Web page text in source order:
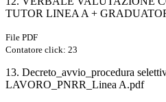
TUTOR LINEA A +
File PDF
Contatore click: 23
13. Decreto_avvio_procedura
LAVORO_PNRR_Linea A.pdf